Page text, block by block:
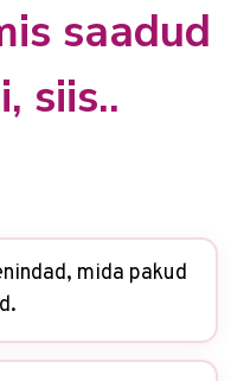
saadud
siis..
mida pakud